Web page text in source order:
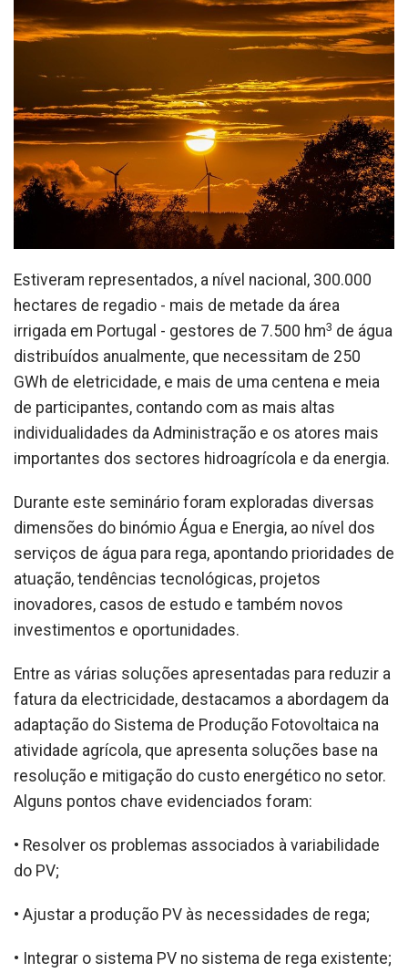
Estiveram representados, a nível nacional, 300.000
hectares de regadio - mais de metade da área
irrigada em Portugal - gestores de 7.500 hm3 de água
distribuídos anualmente, que necessitam de 250
GWh de eletricidade, e mais de uma centena e meia
de participantes, contando com as mais altas
individualidades da Administração e os atores mais
importantes dos sectores hidroagrícola e da energia.
Durante este seminário foram exploradas diversas
dimensões do binómio Água e Energia, ao nível dos
serviços de água para rega, apontando prioridades de
atuação, tendências tecnológicas, projetos
inovadores, casos de estudo e também novos
investimentos e oportunidades.
Entre as várias soluções apresentadas para reduzir a
fatura da electricidade, destacamos a abordagem da
adaptação do Sistema de Produção Fotovoltaica na
atividade agrícola, que apresenta soluções base na
resolução e mitigação do custo energético no setor.
Alguns pontos chave evidenciados foram:
• Resolver os problemas associados à variabilidade
do PV;
• Ajustar a produção PV às necessidades de rega;
• Integrar o sistema PV no sistema de rega existente;